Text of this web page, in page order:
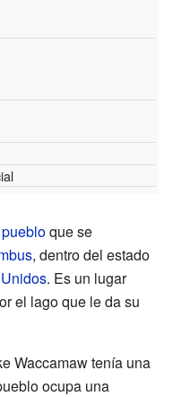
puebloque se
, dentro del estado
. Es un lugar
el lago que le da su
Waccamaw tenía una
ocupa una